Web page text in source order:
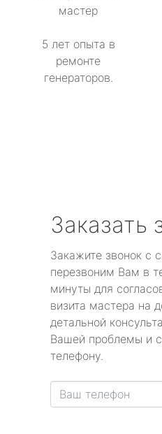
мастер
5 лет опыта в
ремонте
генераторов.
Заказать
Закажите звонок с
перезвоним Вам в
минуты для
визита мастера на
детальной
Вашей проблемы и
телефону.